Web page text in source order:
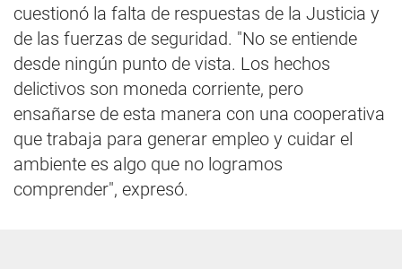
cuestionó la falta de respuestas de la Justicia y
de las fuerzas de seguridad. "No se entiende
desde ningún punto de vista. Los hechos
delictivos son moneda corriente, pero
ensañarse de esta manera con una cooperativa
que trabaja para generar empleo y cuidar el
ambiente es algo que no logramos
comprender", expresó.